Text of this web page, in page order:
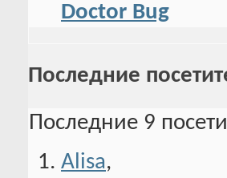
Doctor Bug
Последние
Последние 9
Alisa,